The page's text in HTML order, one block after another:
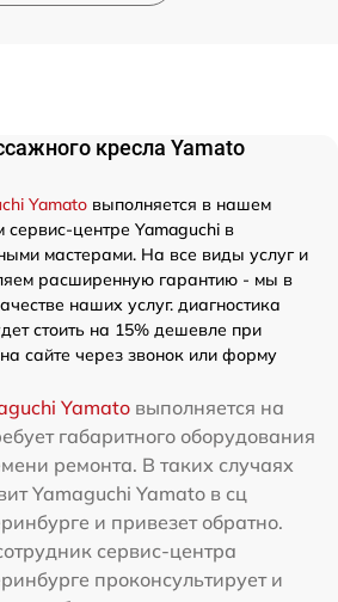
кресла Yamato
Yamato выполняется в нашем
центре Yamaguchi в
мастерами. На все виды услуг и
расширенную гарантию - мы в
наших услуг. диагностика
стоить на 15% дешевле при
сайте через звонок или форму
Yamato выполняется на
габаритного оборудования
ремонта. В таких случаях
Yamaguchi Yamato в сц
и привезет обратно.
сервис-центра
проконсультирует и